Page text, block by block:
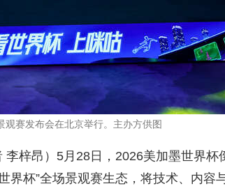
观赛发布会在北京举行。主办方供图
梓昂）5月28日，2026美加墨世界杯
界杯”全场景观赛生态，将技术、内容